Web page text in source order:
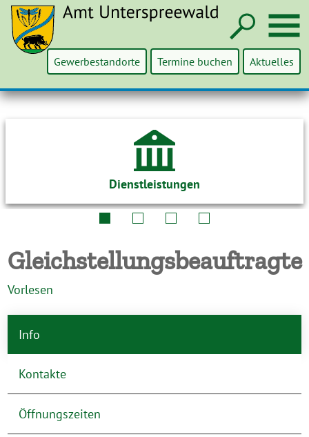
Gewerbestandorte Termine buchen Aktuelles
Dienstleistungen
Gleichstellungsbeauftragte
Vorlesen
Info
Kontakte
Öffnungszeiten